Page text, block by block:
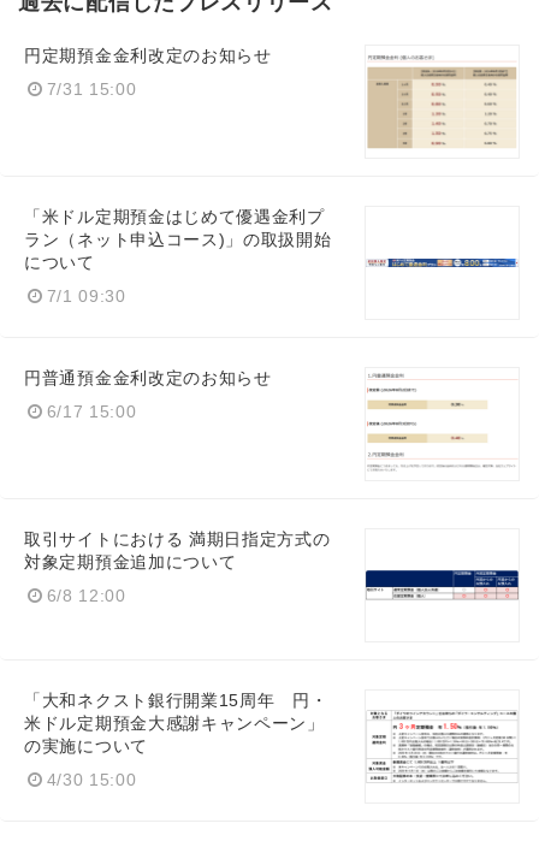
円定期預金金利改定のお知らせ
7/31 15:00
「米ドル定期預金はじめて優遇金利プ
ラン（ネット申込コース)」の取扱開始
について
7/1 09:30
円普通預金金利改定のお知らせ
6/17 15:00
取引サイトにおける 満期日指定方式の
対象定期預金追加について
6/8 12:00
「大和ネクスト銀行開業15周年 円・
米ドル定期預金大感謝キャンペーン」
の実施について
4/30 15:00